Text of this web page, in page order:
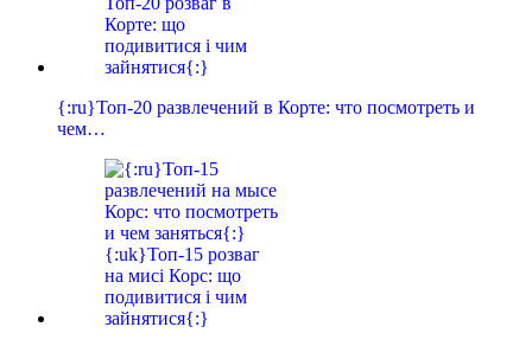
{:ru}Топ-20 развлечений в Корте: что посмотреть и
чем…